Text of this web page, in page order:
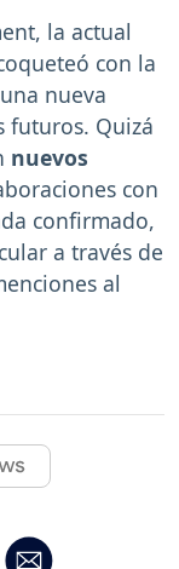
la actual
con la
nueva
futuros. Quizá
nuevos
con
confirmado,
a través de
al